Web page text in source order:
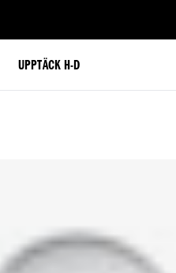
UPPTÄCK H-D